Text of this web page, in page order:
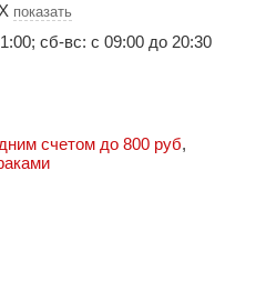
показать
сб-вс: с 09:00 до 20:30
счетом до 800 руб,